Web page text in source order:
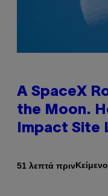
A SpaceX
the Moon.
Impact Site
51 λεπτά πρινΚείμενο